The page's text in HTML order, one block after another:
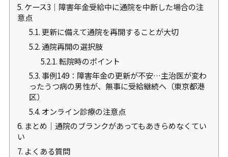
5. ケース3｜障害年金受給中に通院を中断した場合の注
意点
5.1.更新に備えて通院を再開することが大切
5.2.通院再開の選択肢
5.2.1.転院時のポイント
5.3.事例149：障害年金の更新が不安…主治医が変わ
ったうつ病の男性が、無事に受給継続へ（東京都港
区）
5.4. オンライン診療の注意点
6. まとめ｜通院のブランクがあってもあきらめなくてい
い
7. よくある質問